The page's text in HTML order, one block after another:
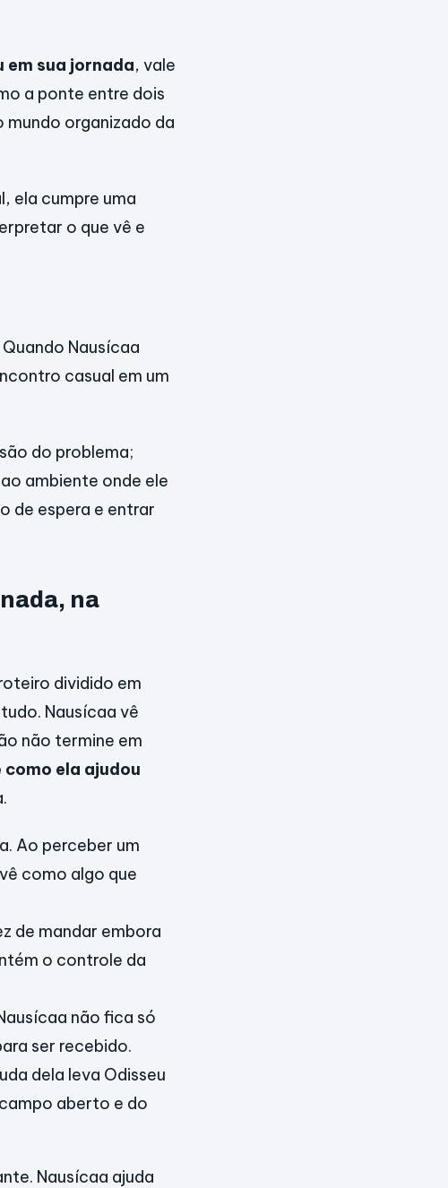
em sua jornada, vale
a ponte entre dois
mundo organizado da
ela cumpre uma
o que vê e
Nausícaa
casual em um
do problema;
ambiente onde ele
de espera e entrar
na
dividido em
Nausícaa vê
não termine em
como ela ajudou
Ao perceber um
como algo que
de mandar embora
o controle da
não fica só
ser recebido.
dela leva Odisseu
aberto e do
Nausícaa ajuda